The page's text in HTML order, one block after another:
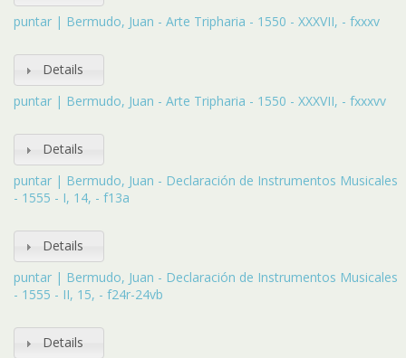
puntar | Bermudo, Juan - Arte Tripharia - 1550 - XXXVII, - fxxxv
Details
puntar | Bermudo, Juan - Arte Tripharia - 1550 - XXXVII, - fxxxvv
Details
puntar | Bermudo, Juan - Declaración de Instrumentos Musicales
- 1555 - I, 14, - f13a
Details
puntar | Bermudo, Juan - Declaración de Instrumentos Musicales
- 1555 - II, 15, - f24r-24vb
Details